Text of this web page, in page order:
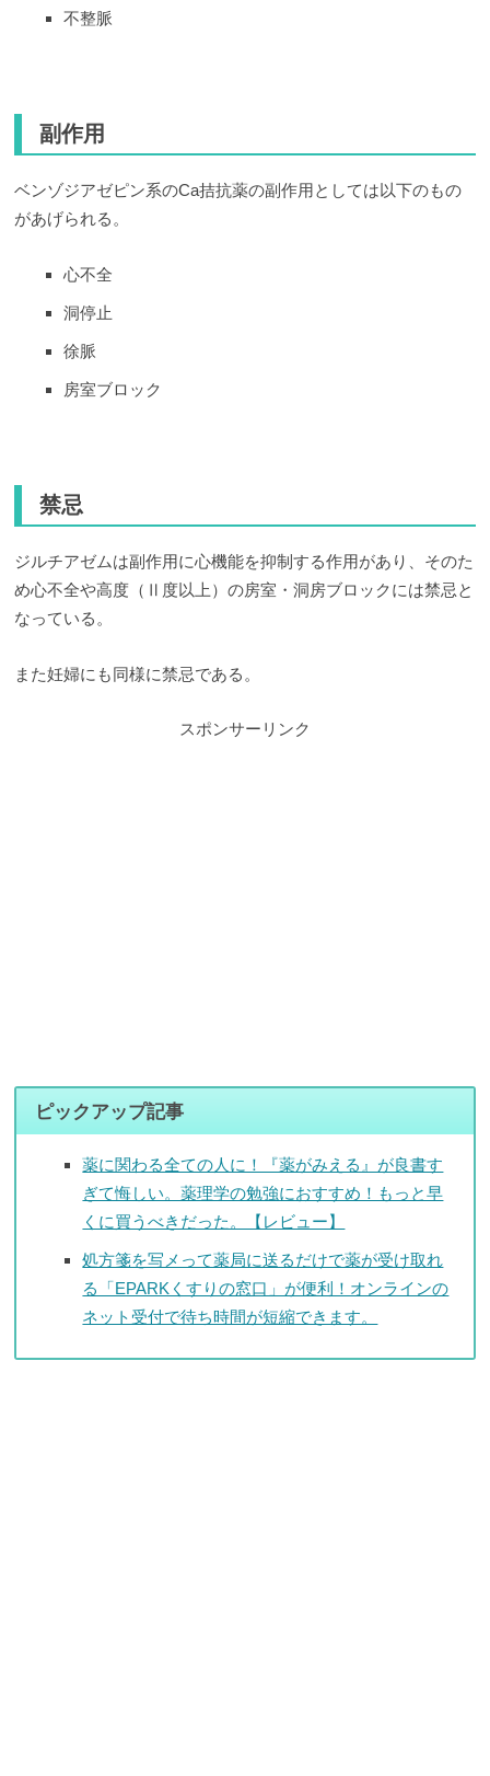
不整脈
副作用
ベンゾジアゼピン系のCa拮抗薬の副作用としては以下のもの
があげられる。
心不全
洞停止
徐脈
房室ブロック
禁忌
ジルチアゼムは副作用に心機能を抑制する作用があり、そのた
め心不全や高度（Ⅱ度以上）の房室・洞房ブロックには禁忌と
なっている。
また妊婦にも同様に禁忌である。
スポンサーリンク
ピックアップ記事
薬に関わる全ての人に！『薬がみえる』が良書す
ぎて悔しい。薬理学の勉強におすすめ！もっと早
くに買うべきだった。【レビュー】
処方箋を写メって薬局に送るだけで薬が受け取れ
る「EPARKくすりの窓口」が便利！オンラインの
ネット受付で待ち時間が短縮できます。